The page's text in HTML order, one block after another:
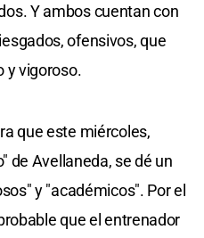
Y ambos cuentan con
ofensivos, que
y vigoroso.
que este miércoles,
de Avellaneda, se dé un
y "académicos". Por el
que el entrenador